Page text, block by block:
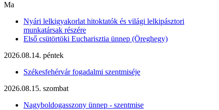
Ma
Nyári lelkigyakorlat hitoktatók és világi lelkipásztori
munkatársak részére
Első csütörtöki Eucharisztia ünnep (Öreghegy)
2026.08.14. péntek
Székesfehérvár fogadalmi szentmiséje
2026.08.15. szombat
Nagyboldogasszony ünnep - szentmise